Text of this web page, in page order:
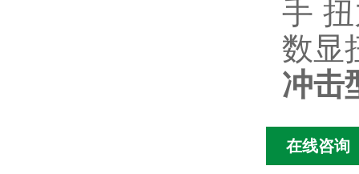
手
数显
冲击
在线咨询